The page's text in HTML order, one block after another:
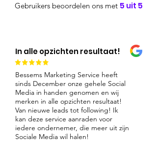
Gebruikers beoordelen ons met 5 uit 5
In alle opzichten resultaat!
Bessems Marketing Service heeft
sinds December onze gehele Social
Media in handen genomen en wij
merken in alle opzichten resultaat!
Van nieuwe leads tot following! Ik
kan deze service aanraden voor
iedere ondernemer, die meer uit zijn
Sociale Media wil halen!